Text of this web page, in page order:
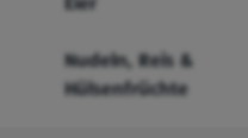
Nudeln, Reis &
Hülsenfrüchte